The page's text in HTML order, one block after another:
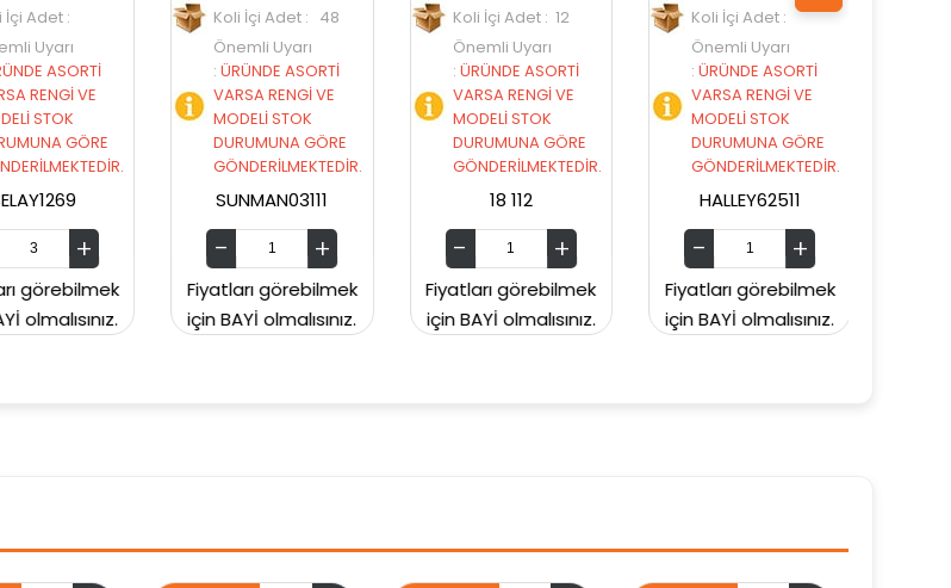
Koli İçi Adet : 48
:ÜRÜNDE ASORTİ
VARSA RENGİ VE
MODELİ STOK
DURUMUNA GÖRE
GÖNDERİLMEKTEDİR.
Fiyatları görebilmek
için BAYİ olmalısınız.
Koli İçi Adet : 12
:ÜRÜNDE ASORTİ
VARSA RENGİ VE
MODELİ STOK
DURUMUNA GÖRE
GÖNDERİLMEKTEDİR.
Fiyatları görebilmek
için BAYİ olmalısınız.
Koli İçi Adet :
:ÜRÜNDE ASORTİ
VARSA RENGİ VE
MODELİ STOK
DURUMUNA GÖRE
GÖNDERİLMEKTEDİR.
Fiyatları görebilmek
için BAYİ olmalısınız.
Koli İçi Adet :
:ÜRÜNDE ASORTİ
VARSA RENGİ VE
DURUMUNA GÖRE
Fiyatları görebilmek
için BAYİ olmalısınız.